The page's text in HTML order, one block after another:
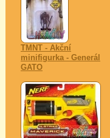
TMNT - Akční
minifigurka - Generál
GATO